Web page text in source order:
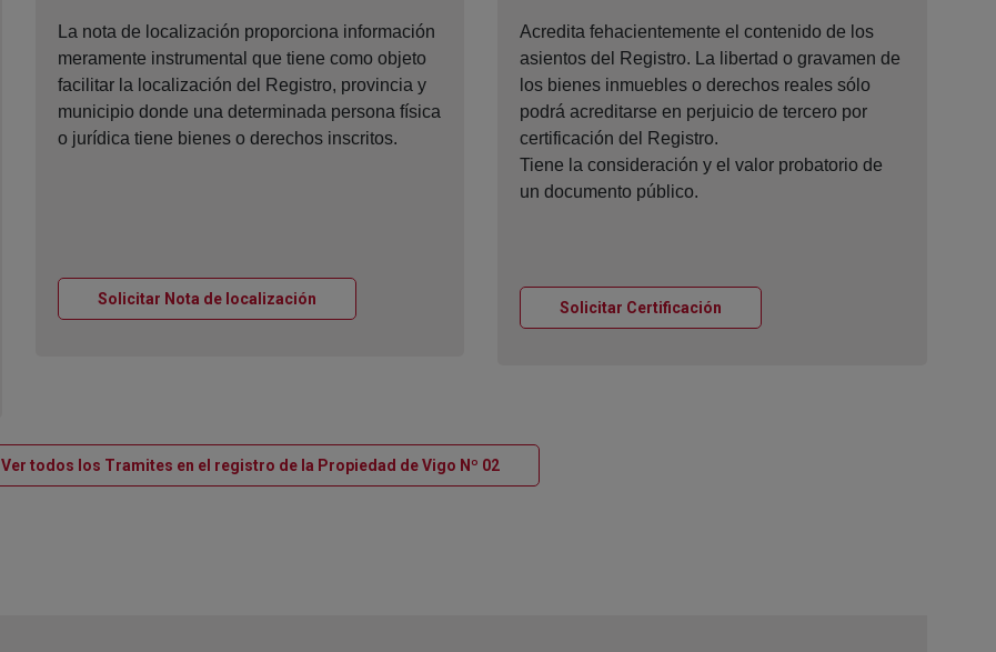
La nota de localización proporciona información
meramente instrumental que tiene como objeto
facilitar la localización del Registro, provincia y
municipio donde una determinada persona física
o jurídica tiene bienes o derechos inscritos.
Solicitar Nota de localizaciónVentana nueva
Acredita fehacientemente el contenido de los
asientos del Registro. La libertad o gravamen de
los bienes inmuebles o derechos reales sólo
podrá acreditarse en perjuicio de tercero por
certificación del Registro.
Tiene la consideración y el valor probatorio de
un documento público.
Solicitar Certificación
Ver todos los Tramites en el registro de la Propiedad de Vigo Nº 02Ventana nueva